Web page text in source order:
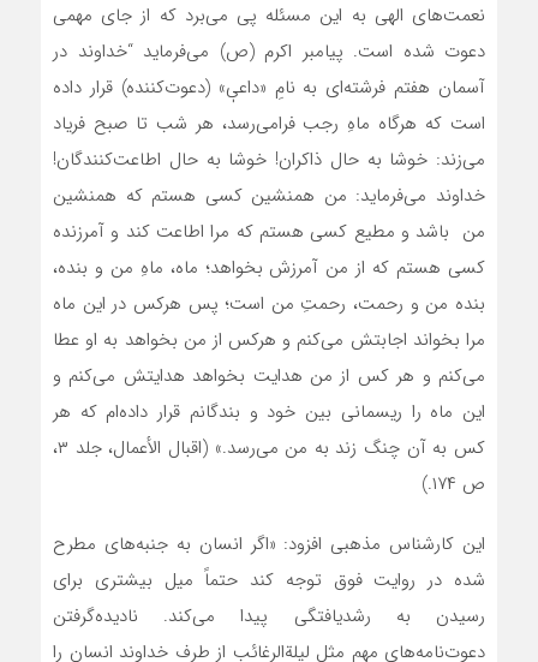
نعمت‌های الهی به این مسئله پی می‌برد که از جای مهمی
دعوت شده است. پیامبر اکرم (ص) می‌فرماید “خداوند در
آسمان هفتم فرشته‌ای به نامِ «داعیٖ» (دعوت‌کننده) قرار داده
است که هرگاه ماهِ رجب فرامی‌رسد، هر شب تا صبح فریاد
می‌زند: خوشا به حال ذاکران! خوشا به حال اطاعت‌کنندگان!
خداوند می‌فرماید: من همنشین کسی هستم که همنشین
من باشد و مطیع کسی هستم که مرا اطاعت کند و آمرزنده
کسی هستم که از من آمرزش بخواهد؛ ماه، ماهِ من و بنده،
بنده‌ من و رحمت، رحمتِ من است؛ پس هرکس در این ماه
مرا بخواند اجابتش می‌کنم و هرکس از من بخواهد به او عطا
می‌کنم و هر کس از من هدایت بخواهد هدایتش می‌کنم و
این ماه را ریسمانی بین خود و بندگانم قرار داده‌ام که هر
کس به آن چنگ زند به من می‌رسد.» (اقبال الأعمال، جلد ۳،
ص ۱۷۴.)
این کارشناس مذهبی افزود: «اگر انسان به جنبه‌های مطرح
شده در روایت فوق توجه کند حتماً میل بیشتری برای
رسیدن به رشدیافتگی پیدا می‌کند. نادیده‌گرفتن
دعوت‌نامه‌های مهم مثل لیلةالرغائب از طرف خداوند انسان را